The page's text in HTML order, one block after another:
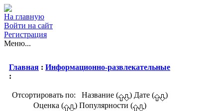
На главную
Войти на сайт
Регистрация
Меню...
Главная : Информационно-развлекательные
:
Отсортировать по: Название ( ) Дате (
)
Оценка (
) Популярности (
)